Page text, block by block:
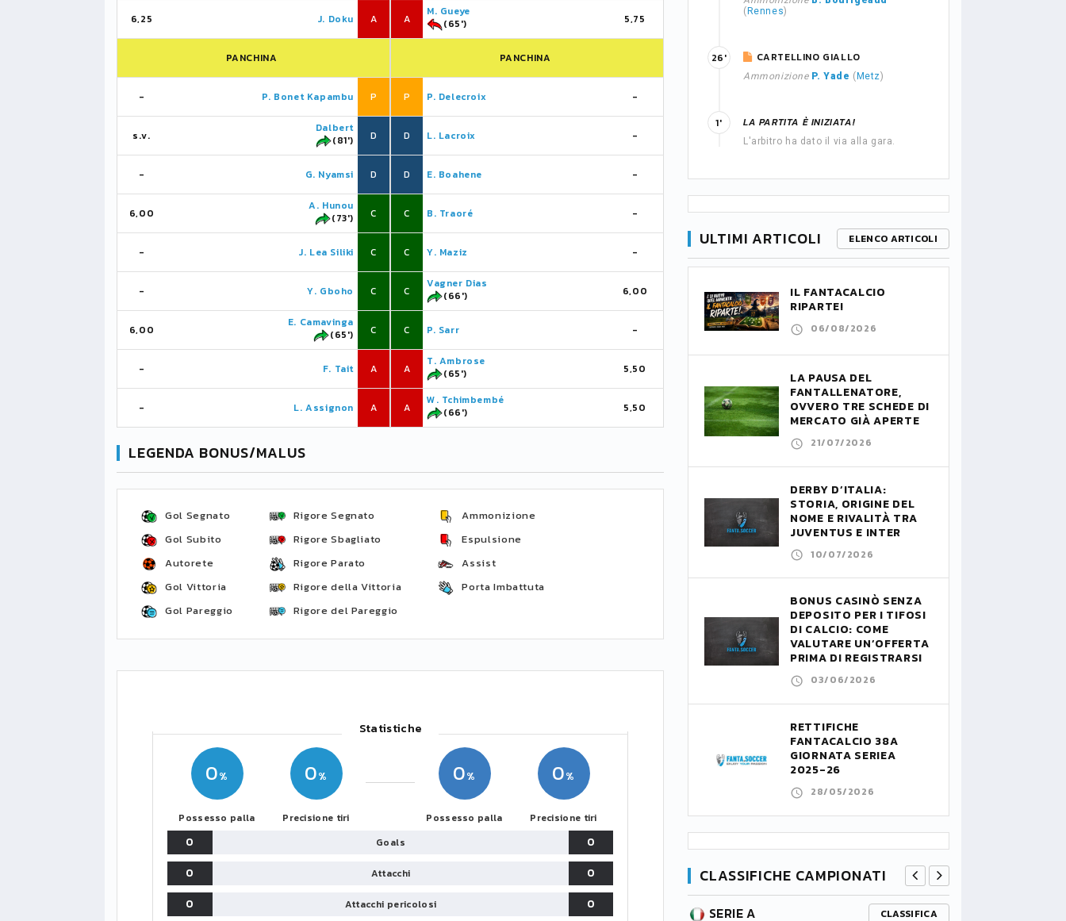
6,25 J. Doku A
PANCHINA
- P. Bonet Kapambu P
s.v.
Dalbert
(81')
D
- G. Nyamsi D
6,00
A. Hunou
(73')
C
- J. Lea Siliki C
- Y. Gboho C
6,00
E. Camavinga
(65')
C
- F. Tait A
- L. Assignon A
A
M. Gueye
(65')
5,75
PANCHINA
P P. Delecroix -
D L. Lacroix -
D E. Boahene -
C B. Traoré -
C Y. Maziz -
C
Vagner Dias
(66')
6,00
C P. Sarr -
A
T. Ambrose
(65')
5,50
A
W. Tchimbembé
(66')
5,50
LEGENDA BONUS/MALUS
Gol Segnato
Gol Subito
Autorete
Gol Vittoria
Gol Pareggio
Rigore Segnato
Rigore Sbagliato
Rigore Parato
Rigore della Vittoria
Rigore del Pareggio
Ammonizione
Espulsione
Assist
Porta Imbattuta
Statistiche
0
Possesso palla
0
Precisione tiri
0
Possesso palla
0
Precisione tiri
0 Goals
0
0
Attacchi
0
0
Attacchi pericolosi
0
( Rennes)
CARTELLINO GIALLO
Ammonizione P. Yade ( Metz)
26'
LA PARTITA È INIZIATA!
L'arbitro ha dato il via alla gara.
1'
ULTIMI ARTICOLI ELENCO ARTICOLI
IL FANTACALCIO
RIPARTE!
06/08/2026
LA PAUSA DEL
FANTALLENATORE,
OVVERO TRE SCHEDE DI
MERCATO GIÀ APERTE
21/07/2026
DERBY D’ITALIA:
STORIA, ORIGINE DEL
NOME E RIVALITÀ TRA
JUVENTUS E INTER
10/07/2026
BONUS CASINÒ SENZA
DEPOSITO PER I TIFOSI
DI CALCIO: COME
VALUTARE UN’OFFERTA
PRIMA DI REGISTRARSI
03/06/2026
RETTIFICHE
FANTACALCIO 38A
GIORNATA SERIEA
2025-26
28/05/2026
CLASSIFICHE CAMPIONATI
LIGUE1 SERIE B CLASSIFICA SERIE A CLASSIFICA